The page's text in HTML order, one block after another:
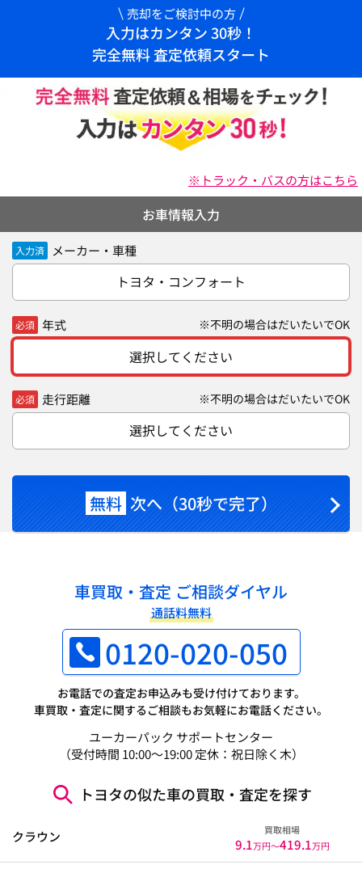
売却をご検討中の方
入力はカンタン 30秒！
完全無料 査定依頼スタート
※トラック・バスの方はこちら
お車情報入力
入力済 メーカー・車種
トヨタ・コンフォート
必須 年式 ※不明の場合はだいたいでOK
選択してください
必須 走行距離 ※不明の場合はだいたいでOK
選択してください
無料 次へ（30秒で完了）
車買取・査定 ご相談ダイヤル
通話料無料
0120-020-050
お電話での査定お申込みも受け付けております。
車買取・査定に関するご相談もお気軽にお電話ください。
ユーカーパック サポートセンター
（受付時間 10:00～19:00 定休：祝日除く木）
トヨタの似た車の買取・査定を探す
クラウン 買取相場
9.1万円〜419.1万円